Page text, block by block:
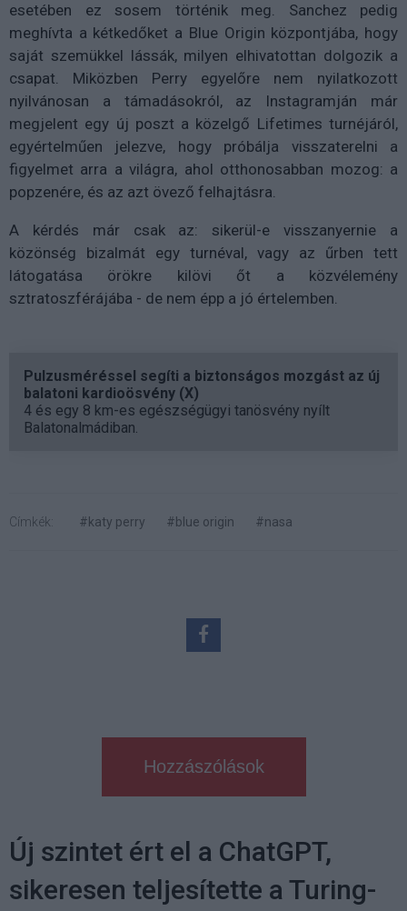
esetében ez sosem történik meg. Sanchez pedig
meghívta a kétkedőket a Blue Origin központjába, hogy
saját szemükkel lássák, milyen elhivatottan dolgozik a
csapat. Miközben Perry egyelőre nem nyilatkozott
nyilvánosan a támadásokról, az Instagramján már
megjelent egy új poszt a közelgő Lifetimes turnéjáról,
egyértelműen jelezve, hogy próbálja visszaterelni a
figyelmet arra a világra, ahol otthonosabban mozog: a
popzenére, és az azt övező felhajtásra.
A kérdés már csak az: sikerül-e visszanyernie a
közönség bizalmát egy turnéval, vagy az űrben tett
látogatása örökre kilövi őt a közvélemény
sztratoszférájába - de nem épp a jó értelemben.
Pulzusméréssel segíti a biztonságos mozgást az új
balatoni kardioösvény (X)
4 és egy 8 km-es egészségügyi tanösvény nyílt
Balatonalmádiban.
Címkék: #katy perry #blue origin #nasa
Hozzászólások
Új szintet ért el a ChatGPT,
sikeresen teljesítette a Turing-